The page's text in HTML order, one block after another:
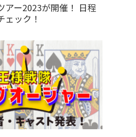
アー2023が開催！ 日程
ェック！